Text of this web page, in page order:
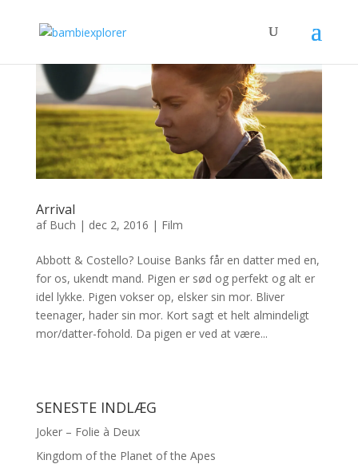
Arrival
af Buch | dec 2, 2016 | Film
Abbott & Costello? Louise Banks får en datter med en,
for os, ukendt mand. Pigen er sød og perfekt og alt er
idel lykke. Pigen vokser op, elsker sin mor. Bliver
teenager, hader sin mor. Kort sagt et helt almindeligt
mor/datter-fohold. Da pigen er ved at være...
SENESTE INDLÆG
Joker – Folie à Deux
Kingdom of the Planet of the Apes